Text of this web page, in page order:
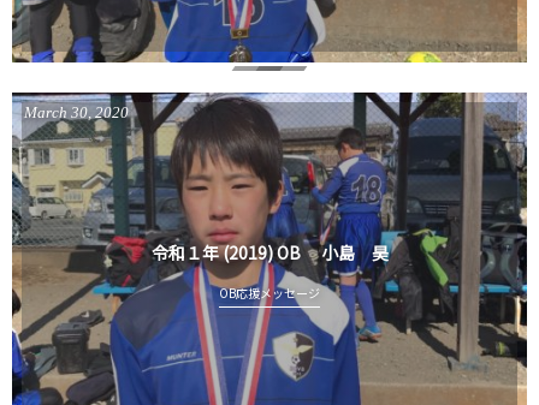
令和１年 (2019) OB 小島 昊
March 30 2020
OB応援メッセージ